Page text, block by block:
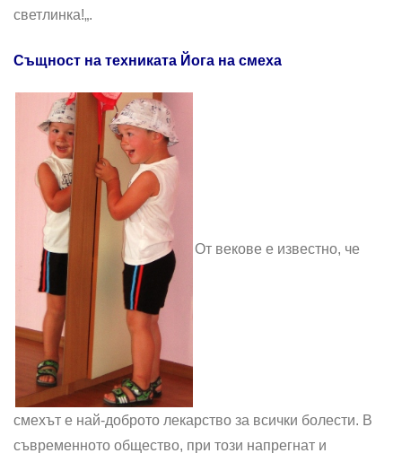
светлинка!„.
Същност на техниката Йога на смеха
От векове е известно, че
смехът е най-доброто лекарство за всички болести. В
съвременното общество, при този напрегнат и